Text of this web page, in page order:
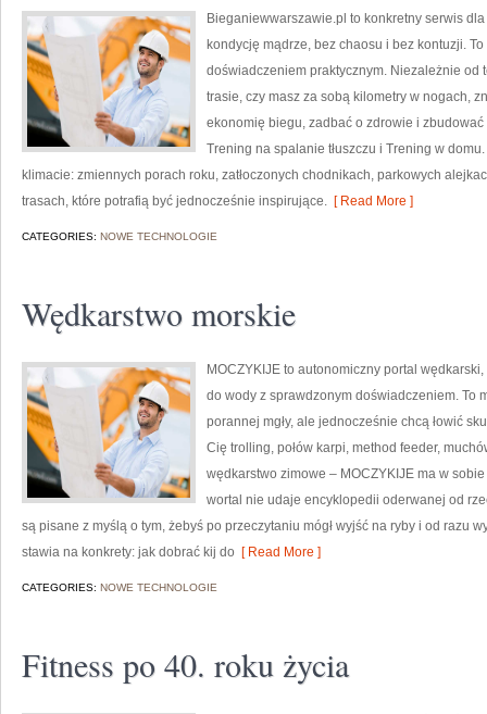
Bieganiewwarszawie.pl to konkretny serwis
kondycję mądrze, bez chaosu i bez kontuzji.
doświadczeniem praktycznym. Niezależnie od
trasie, czy masz za sobą kilometry w nogach,
ekonomię biegu, zadbać o zdrowie i
Trening na spalanie tłuszczu i Trening w
klimacie: zmiennych porach roku, zatłoczonych chodnikach, parkowych
trasach, które potrafią być jednocześnie inspirujące. [ Read More ]
CATEGORIES: NOWE TECHNOLOGIE
Wędkarstwo morskie
MOCZYKIJE to autonomiczny portal
do wody z sprawdzonym doświadczeniem. To
porannej mgły, ale jednocześnie chcą łowić
Cię trolling, połów karpi, method feeder,
wędkarstwo zimowe – MOCZYKIJE ma w
wortal nie udaje encyklopedii oderwanej od
są pisane z myślą o tym, żebyś po przeczytaniu mógł wyjść na ryby i od razu
stawia na konkrety: jak dobrać kij do [ Read More ]
CATEGORIES: NOWE TECHNOLOGIE
Fitness po 40. roku życia